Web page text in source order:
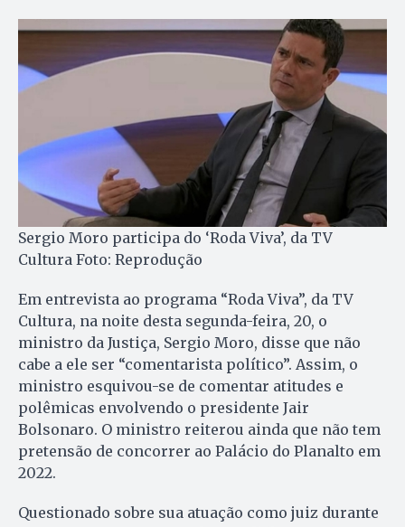
Sergio Moro participa do ‘Roda Viva’, da TV
Cultura Foto: Reprodução
Em entrevista ao programa “Roda Viva”, da TV
Cultura, na noite desta segunda-feira, 20, o
ministro da Justiça, Sergio Moro, disse que não
cabe a ele ser “comentarista político”. Assim, o
ministro esquivou-se de comentar atitudes e
polêmicas envolvendo o presidente Jair
Bolsonaro. O ministro reiterou ainda que não tem
pretensão de concorrer ao Palácio do Planalto em
2022.
Questionado sobre sua atuação como juiz durante